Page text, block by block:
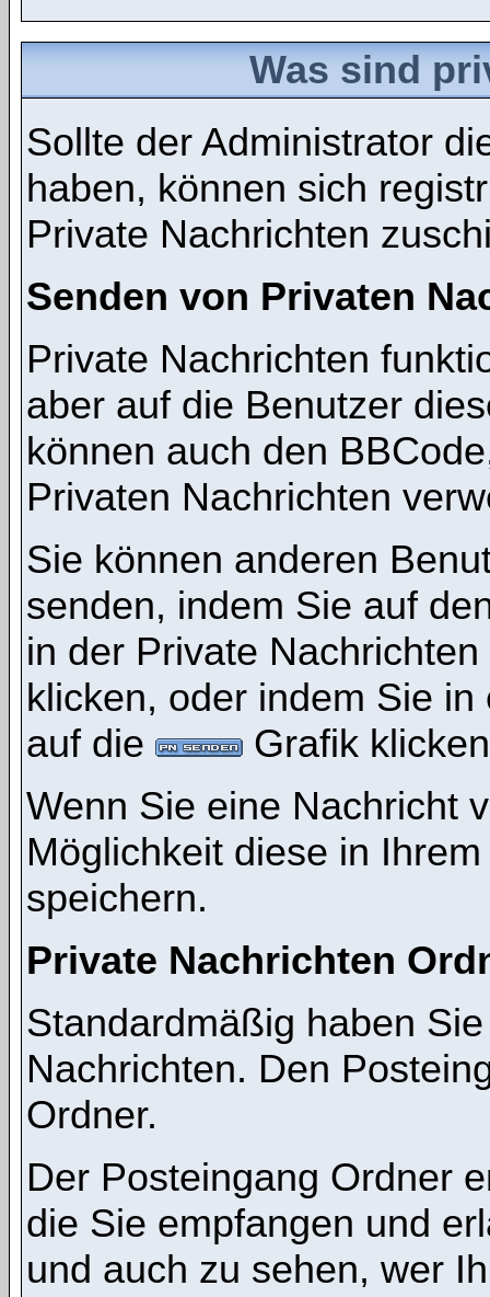
Was sind
Sollte der Administrator
haben, können sich
Private Nachrichten
Senden von Privaten
Private Nachrichten
aber auf die Benutzer
können auch den
Privaten Nachrichten
Sie können anderen
senden, indem Sie auf
in der Private
klicken, oder indem Sie
auf die
Grafik
Wenn Sie eine Nachricht
Möglichkeit diese in
speichern.
Private Nachrichten
Standardmäßig haben
Nachrichten. Den
Ordner.
Der Posteingang Ordner
die Sie empfangen und
und auch zu sehen, wer